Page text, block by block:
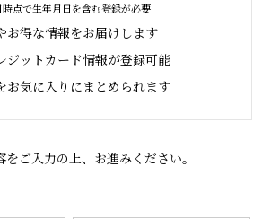
点で生年月日を含む登録が必要
お得な情報をお届けします
ジットカード情報が登録可能
お気に入りにまとめられます
をご入力の上、お進みください。